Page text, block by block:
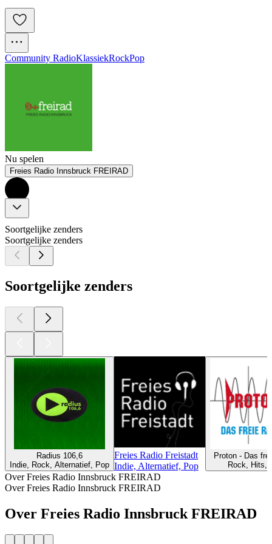
Community RadioKlassiekRockPop
Nu spelen
Freies Radio Innsbruck FREIRAD
Soortgelijke zenders
Soortgelijke zenders
Soortgelijke zenders
Radius 106,6
Indie, Rock, Alternatief, Pop
Freies Radio Freistadt
Indie, Alternatief, Pop
Proton - Das
Rock, Hits,
Over Freies Radio Innsbruck FREIRAD
Over Freies Radio Innsbruck FREIRAD
Over Freies Radio Innsbruck FREIRAD